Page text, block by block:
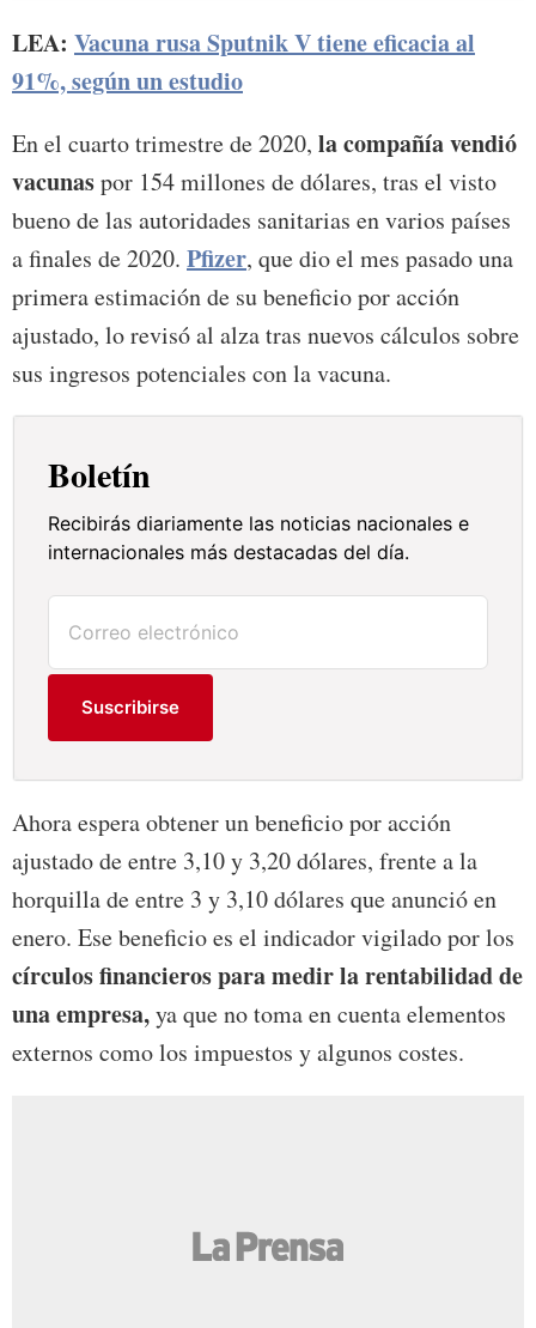
LEA: Vacuna rusa Sputnik V tiene eficacia al
91%, según un estudio
En el cuarto trimestre de 2020, la compañía vendió
vacunaspor 154 millones de dólares, tras el visto
bueno de las autoridades sanitarias en varios países
a finales de 2020. Pfizer, que dio el mes pasado una
primera estimación de su beneficio por acción
ajustado, lo revisó al alza tras nuevos cálculos sobre
sus ingresos potenciales con la vacuna.
Boletín
Recibirás diariamente las noticias nacionales e
internacionales más destacadas del día.
Suscribirse
Ahora espera obtener un beneficio por acción
ajustado de entre 3,10 y 3,20 dólares, frente a la
horquilla de entre 3 y 3,10 dólares que anunció en
enero. Ese beneficio es el indicador vigilado por los
círculos financieros para medir la rentabilidad de
una empresa,ya que no toma en cuenta elementos
externos como los impuestos y algunos costes.